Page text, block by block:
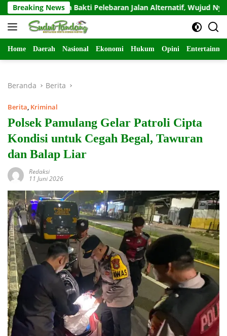
Langsung
ke
konten
Breaking News
Bakti Pelebaran Jalan Alternatif, Wujud Nyata
Home Daerah Nasional Ekonomi Hukum Opini
Beranda Berita
Berita, Kriminal
Polsek Pamulang Gelar Patroli Cipta
Kondisi untuk Cegah Begal, Tawuran
dan Balap Liar
Redaksi
11 Juni 2026